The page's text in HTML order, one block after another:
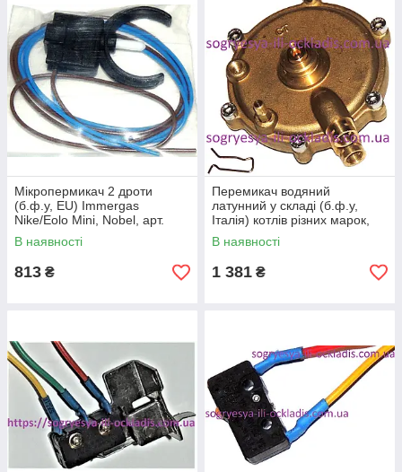
Мікропермикач 2 дроти
(б.ф.у, EU) Immergas
Nike/Eolo Mini, Nobel, арт.
1.019081, к.з. 0441/3
В наявності
813 ₴
Перемикач водяний
латунний у складі (б.ф.у,
Італія) котлів різних марок,
арт. BH09I, к.з. 0679
В наявності
1 381 ₴